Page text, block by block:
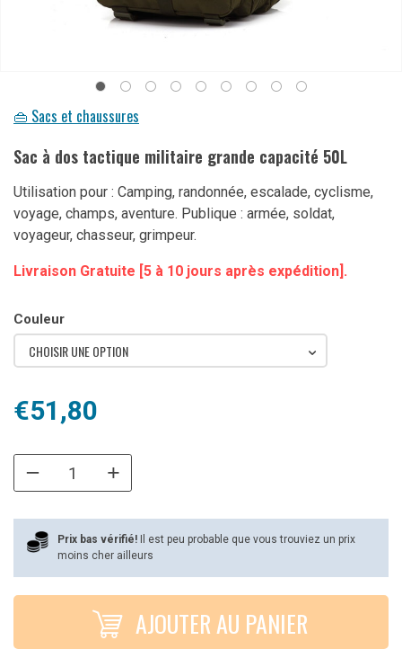
👜 Sacs et chaussures
Sac à dos tactique militaire grande capacité 50L
Utilisation pour : Camping, randonnée, escalade, cyclisme,
voyage, champs, aventure. Publique : armée, soldat,
voyageur, chasseur, grimpeur.
Livraison Gratuite [5 à 10 jours après expédition].
Couleur
CHOISIR UNE OPTION
€51,80
Prix bas vérifié!
Il est peu probable que vous trouviez un prix
moins cher ailleurs
AJOUTER AU PANIER